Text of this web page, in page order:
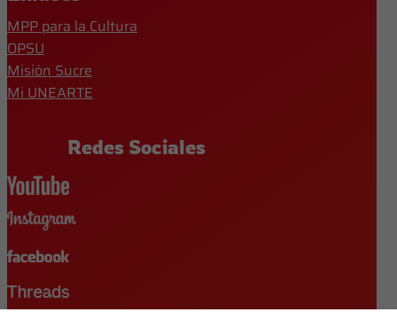
MPP para la Cultura
OPSU
Misión Sucre
Mi UNEARTE
Redes Sociales